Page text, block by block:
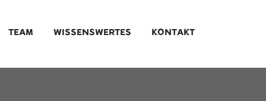
TEAM WISSENSWERTES KONTAKT